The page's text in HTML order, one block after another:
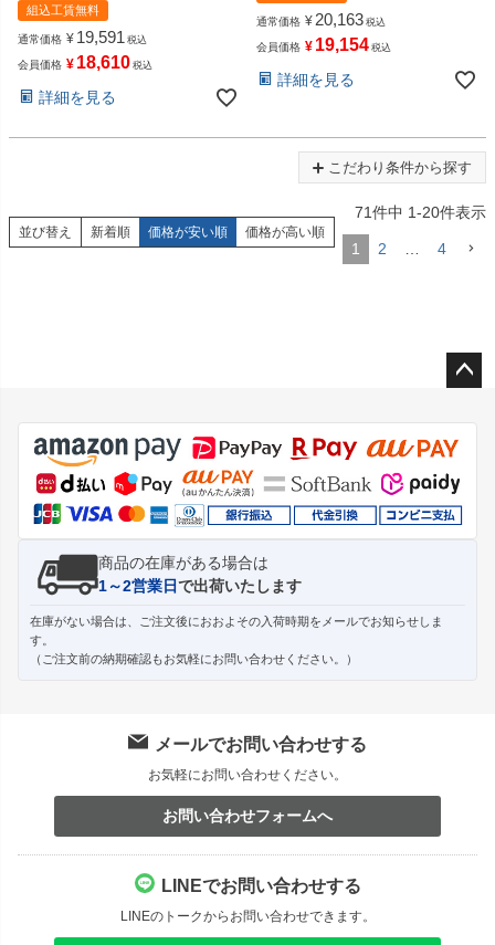
組込工賃無料
通常価格 ¥ 19,591 税込
会員価格 ¥ 18,610 税込
詳細を見る
通常価格 ¥ 20,163 税込
会員価格 ¥ 19,154 税込
詳細を見る
こだわり条件から探す
並び替え 新着順 価格が安い順 価格が高い順
71件中 1-20件表示
1 2 4
ジト
ップ
へ
商品の在庫がある場合は
1～2営業日で出荷いたします
在庫がない場合は、ご注文後におおよその入荷時期をメールでお知らせしま
す。
（ご注文前の納期確認もお気軽にお問い合わせください。）
メールでお問い合わせする
お気軽にお問い合わせください。
お問い合わせフォームへ
LINEでお問い合わせする
LINEのトークからお問い合わせできます。